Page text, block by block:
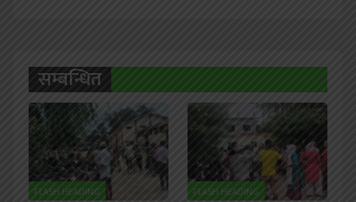
सम्बन्धित
FLASH HEADING FLASH HEADING